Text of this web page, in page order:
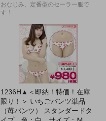
おなじみ、定番型のセーラー服で
す！
1236H▲＜即納！特価！在庫
限り！＞ いちごパンツ単品
（苺パンツ） スタンダードタ